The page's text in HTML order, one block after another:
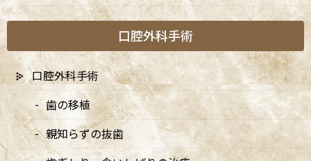
むし歯は、歯垢（プラーク）中の細菌と、糖分、時間、それ
に歯の強さといった複数の要因が重なって起こる「生活習慣
病」の一つです。きちんとメカニズムを理解し、早期に発見
し、適切に管理することで、大きな治療や抜歯を避けること
も十分可能です。このページでは、「むし歯とはどのような
口腔外科手術
口腔外科手術
歯の移植
親知らずの抜歯